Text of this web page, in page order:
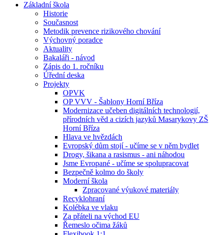
Základní škola
Historie
Současnost
Metodik prevence rizikového chování
Výchovný poradce
Aktuality
Bakaláři - návod
Zápis do 1. ročníku
Úřední deska
Projekty
OPVK
OP VVV - Šablony Horní Bříza
Modernizace učeben digitálních technologií,
přírodních věd a cizích jazyků Masarykovy ZŠ
Horní Bříza
Hlava ve hvězdách
Evropský dům stojí - učíme se v něm bydlet
Drogy, šikana a rasismus - ani náhodou
Jsme Evropané - učíme se spolupracovat
Bezpečně kolmo do školy
Moderní škola
Zpracované výukové materiály
Recyklohraní
Kolébka ve vlaku
Za přáteli na východ EU
Řemeslo očima žáků